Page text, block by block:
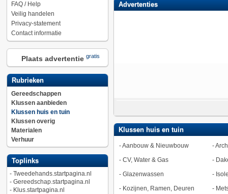
FAQ / Help
Veilig handelen
Privacy-statement
Contact informatie
Plaats advertentie gratis
Rubrieken
Gereedschappen
Klussen aanbieden
Klussen huis en tuin
Klussen overig
Materialen
Verhuur
Toplinks
- Tweedehands.startpagina.nl
- Gereedschap.startpagina.nl
- Klus.startpagina.nl
Advertenties
Klussen huis en tuin
-Aanbouw & Nieuwbouw -
- CV, Water & Gas -
- Glazenwassen -
- Kozijnen, Ramen, Deuren -